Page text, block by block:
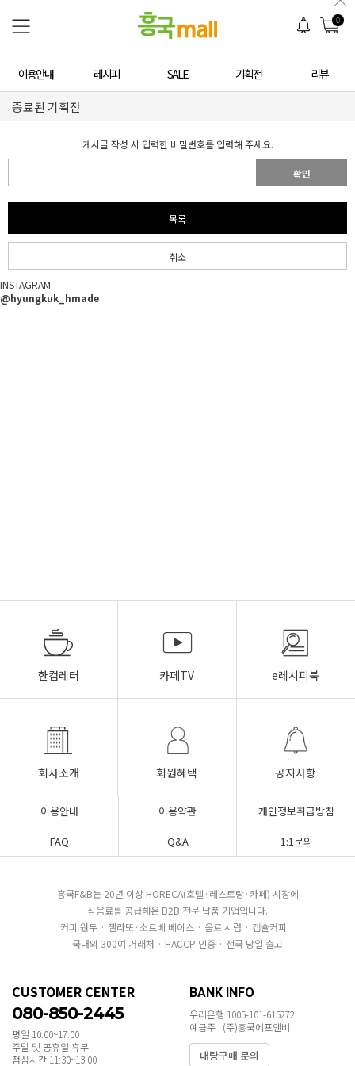
0
이용안내 레시피 SALE 기획전 리뷰
종료된 기획전
게시글 작성 시 입력한 비밀번호를 입력해 주세요.
확인
목록
취소
INSTAGRAM
@hyungkuk_hmade
한컵레터 카페TV e레시피북
회사소개 회원혜택 공지사항
이용안내 이용약관
개인정보취급방침
FAQ
Q&A 1:1문의
흥국F&B는 20년 이상 HORECA(호텔·레스토랑·카페) 시장에
식음료를 공급해온 B2B 전문 납품 기업입니다.
커피 원두 · 젤라또·소르베 베이스 · 음료 시럽 · 캡슐커피 ·
국내외 300여 거래처 · HACCP 인증 · 전국 당일 출고
CUSTOMER CENTER
080-850-2445
평일 10:00~17:00
주말 및 공휴일 휴무
점심시간 11:30~13:00
BANK INFO
우리은행 1005-101-615272
예금주 : (주)흥국에프엔비
대량구매 문의